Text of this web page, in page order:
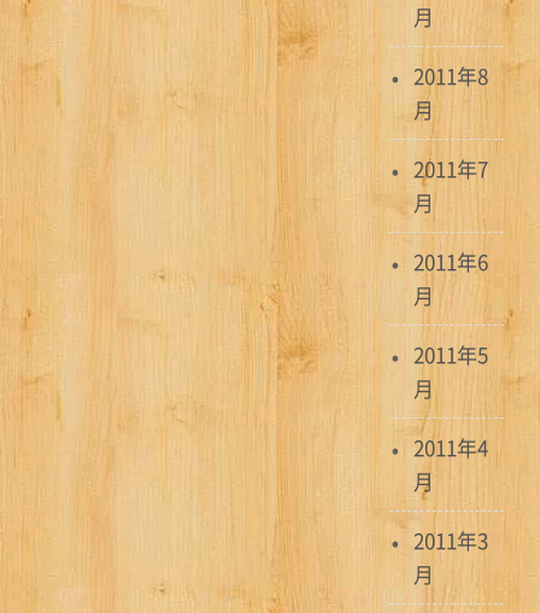
月
2011年8
月
2011年7
月
2011年6
月
2011年5
月
2011年4
月
2011年3
月